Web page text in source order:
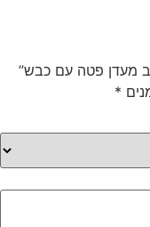
מעדן פטה עם כבש”
*